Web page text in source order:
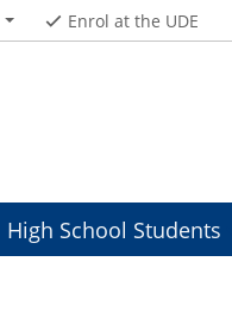
Enrol at the UDE
High School Students